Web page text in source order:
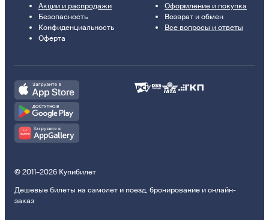
Акции и распродажи
Безопасность
Конфиденциальность
Оферта
Оформление и покупка
Возврат и обмен
Все вопросы и ответы
© 2011–2026 Купибилет
Дешевые билеты на самолет и поезд, бронирование и онлайн-
заказ